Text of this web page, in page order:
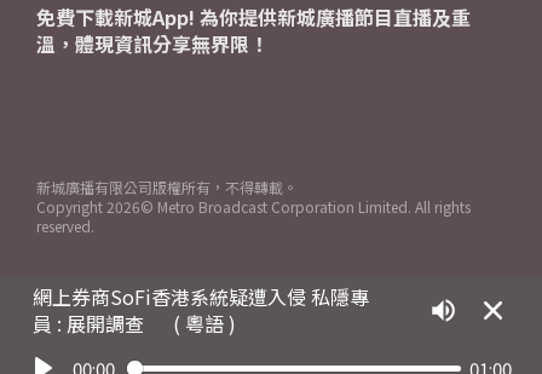
網上券商SoFi香港系統疑遭入侵 私隱專
員 : 展開調查
( 粵語 )
00:00 01:00
免費下載新城App! 為你提供新城廣播節目直播及重
溫，體現資訊分享無界限！
新城廣播有限公司版權所有，不得轉載。
Copyright 2026© Metro Broadcast Corporation Limited. All rights
reserved.